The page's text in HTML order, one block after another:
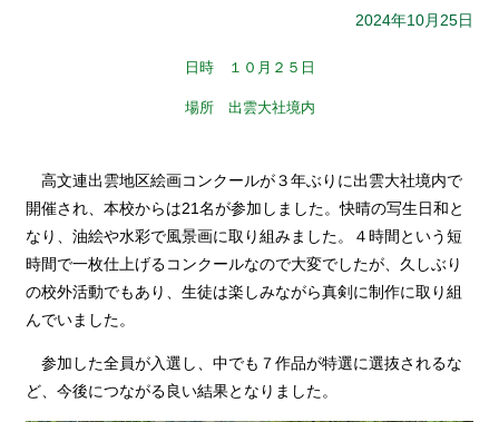
2024年10月25日
日時 １０月２５日
場所 出雲大社境内
高文連出雲地区絵画コンクールが３年ぶりに出雲大社境内で
開催され、本校からは21名が参加しました。快晴の写生日和と
なり、油絵や水彩で風景画に取り組みました。４時間という短
時間で一枚仕上げるコンクールなので大変でしたが、久しぶり
の校外活動でもあり、生徒は楽しみながら真剣に制作に取り組
んでいました。
参加した全員が入選し、中でも７作品が特選に選抜されるな
ど、今後につながる良い結果となりました。